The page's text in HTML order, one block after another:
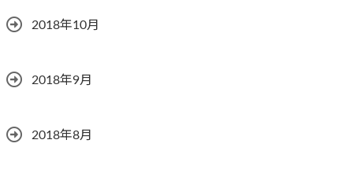
2018年10月
2018年9月
2018年8月